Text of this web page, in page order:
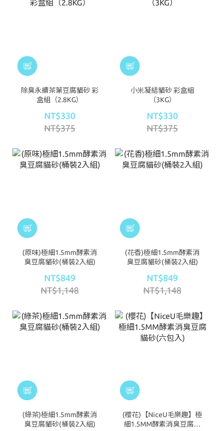
除臭永續茶葉豆腐貓砂 彩
盒組（2.8KG）
NT$330
NT$375
小米凝結貓砂 彩盒組
（3KG）
NT$330
NT$375
(原味)極細1.5mm酵素消
臭豆腐貓砂(桶裝2入組)
NT$849
NT$1,148
(花香)極細1.5mm酵素消
臭豆腐貓砂(桶裝2入組)
NT$849
NT$1,148
(綠茶)極細1.5mm酵素消
臭豆腐貓砂(桶裝2入組)
(櫻花)【NiceU毛樂趣】極
細1.5MM酵素消臭豆腐貓